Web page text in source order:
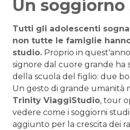
Un
Tutti gli adolescenti
non tutte le famiglie
studio. Proprio in
signore dal cuore grande ha
della scuola del figlio: due
Un gesto di grande umanità
Trinity ViaggiStudio, tour
vedere come i soggiorni
aggiunto per la crescita dei